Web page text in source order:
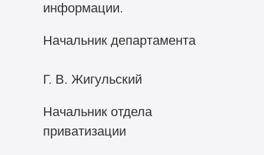
информации.
Начальник департамента
Г. В. Жигульский
Начальник отдела
приватизации